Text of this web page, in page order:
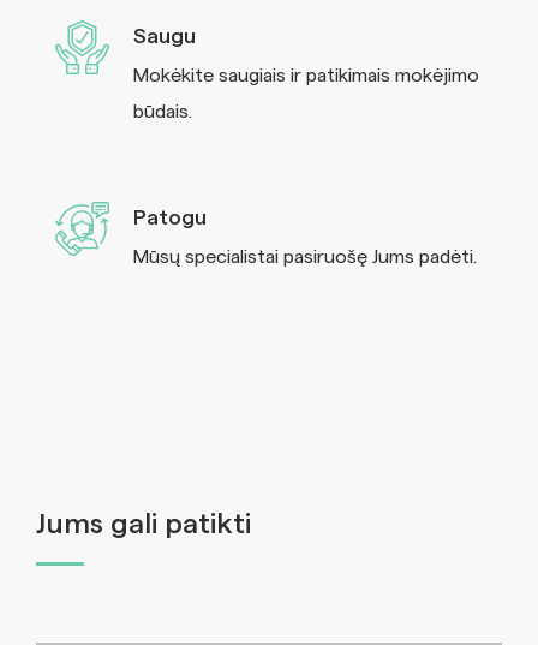
Saugu
Mokėkite saugiais ir patikimais mokėjimo
būdais.
Patogu
Mūsų specialistai pasiruošę Jums padėti.
Jums gali patikti